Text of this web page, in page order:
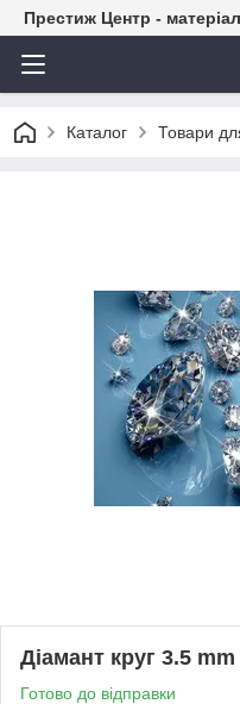
Престиж Центр -
Каталог Товари
Діамант круг 3.5 mm
Готово до відправки